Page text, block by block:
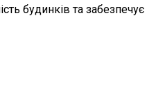
будинків та забезпечує